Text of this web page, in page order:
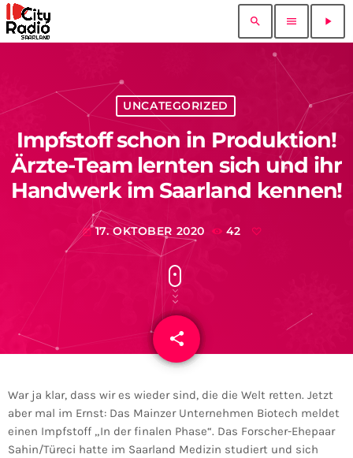
search menu play_arrow
UNCATEGORIZED
Impfstoff schon in Produktion!
Ärzte-Team lernten sich und ihr
Handwerk im Saarland kennen!
today 17. OKTOBER 2020 42
share
email
War ja klar, dass wir es wieder sind, die die Welt retten. Jetzt
aber mal im Ernst: Das Mainzer Unternehmen Biotech meldet
einen Impfstoff „In der finalen Phase“. Das Forscher-Ehepaar
Sahin/Türeci hatte im Saarland Medizin studiert und sich